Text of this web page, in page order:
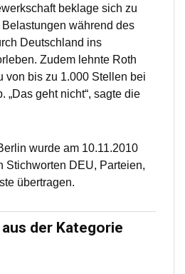
beklage sich zu
während des
Deutschland ins
Zudem lehnte Roth
von bis zu 1.000 Stellen bei
„Das geht nicht“, sagte die
wurde am 10.11.2010
Stichworten DEU, Parteien,
übertragen.
der Kategorie